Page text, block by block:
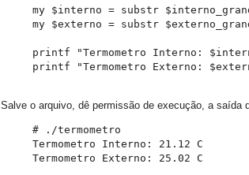
my $interno = substr
my $externo = substr
printf "Termometro Interno:
printf "Termometro Externo:
Salve o arquivo, dê permissão de execução, a saída
# ./termometro
Termometro Interno: 21.12 C
Termometro Externo: 25.02 C